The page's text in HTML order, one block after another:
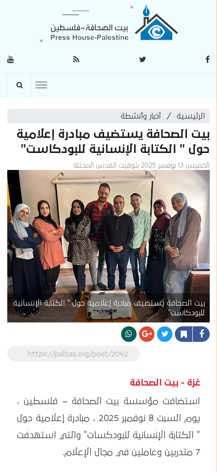
الرئيسية أخبار وأنشطة
بيت الصحافة يستضيف مبادرة إعلامية
حول " الكتابة الإنسانية للبودكاست"
الخميس 13 نوفمبر 2025 بتوقيت القدس المحتلة
بيت الصحافة يستضيف مبادرة إعلامية حول " الكتابة الإنسانية
للبودكاست"
https://palbas.org/post/2092
غزة - بيت الصحافة
استضافت مؤسسة بيت الصحافة – فلسطين ،
يوم السبت 8 نوفمبر 2025 ، مبادرة إعلامية حول
" الكتابة الإنسانية للبودكسات" والتي استهدفت
7 متدربين وعاملين في مجال الإعلام.